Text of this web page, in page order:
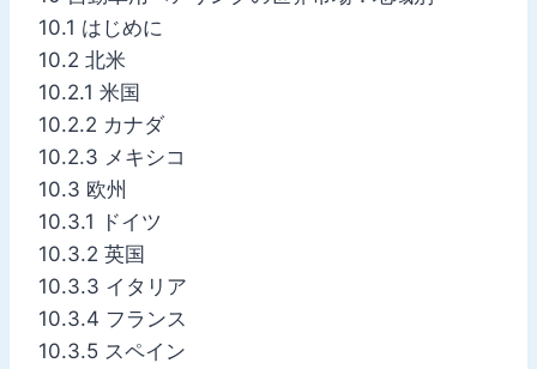
10.1 はじめに
10.2 北米
10.2.1 米国
10.2.2 カナダ
10.2.3 メキシコ
10.3 欧州
10.3.1 ドイツ
10.3.2 英国
10.3.3 イタリア
10.3.4 フランス
10.3.5 スペイン